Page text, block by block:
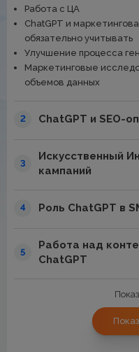
Работа с ЦА
ChatGPT и
обязательно учитывать
Улучшение процесса
Маркетинговые
объемов данных
2 ChatGPT и SEO-
3
Искусственный
кампаний
4 Роль ChatGPT в
5
Работа над
ChatGPT